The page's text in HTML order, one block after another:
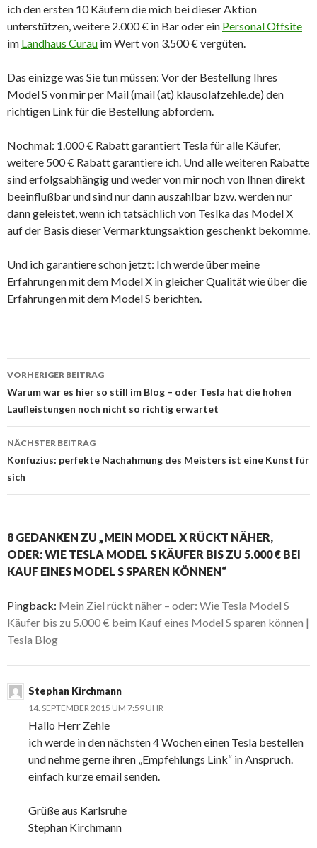
ich den ersten 10 Käufern die mich bei dieser Aktion
unterstützen, weitere 2.000 € in Bar oder ein Personal Offsite
im Landhaus Curau im Wert von 3.500 € vergüten.
Das einizge was Sie tun müssen: Vor der Bestellung Ihres
Model S von mir per Mail (mail (at) klausolafzehle.de) den
richtigen Link für die Bestellung abfordern.
Nochmal: 1.000 € Rabatt garantiert Tesla für alle Käufer,
weitere 500 € Rabatt garantiere ich. Und alle weiteren Rabatte
sind erfolgsabhängig und weder von mir noch von Ihnen direkt
beeinflußbar und sind nur dann auszahlbar bzw. werden nur
dann geleistet, wenn ich tatsächlich von Teslka das Model X
auf der Basis dieser Vermarktungsaktion geschenkt bekomme.
Und ich garantiere schon jetzt: Ich werde über meine
Erfahrungen mit dem Model X in gleicher Qualität wie über die
Erfahrungen mit dem Model S berichten.
Beitrags-
Navigation
VORHERIGER BEITRAG
Warum war es hier so still im Blog – oder Tesla hat die hohen
Laufleistungen noch nicht so richtig erwartet
NÄCHSTER BEITRAG
Konfuzius: perfekte Nachahmung des Meisters ist eine Kunst für
sich
8 GEDANKEN ZU „MEIN MODEL X RÜCKT NÄHER,
ODER: WIE TESLA MODEL S KÄUFER BIS ZU 5.000 € BEI
KAUF EINES MODEL S SPAREN KÖNNEN“
Pingback: Mein Ziel rückt näher – oder: Wie Tesla Model S
Käufer bis zu 5.000 € beim Kauf eines Model S sparen können |
Tesla Blog
Stephan Kirchmann
14. SEPTEMBER 2015 UM 7:59 UHR
Hallo Herr Zehle
ich werde in den nächsten 4 Wochen einen Tesla bestellen
und nehme gerne ihren „Empfehlungs Link“ in Anspruch.
einfach kurze email senden.
Grüße aus Karlsruhe
Stephan Kirchmann